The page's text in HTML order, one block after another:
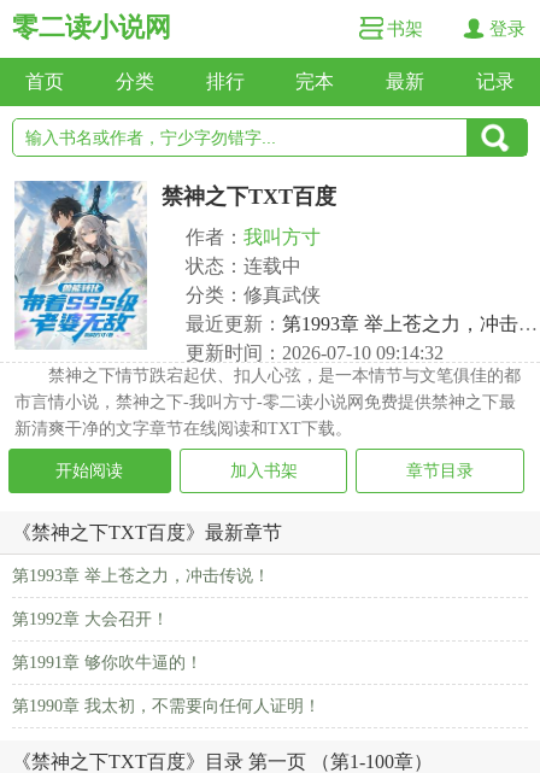
零二读小说网 书架 登录
首页 分类 排行 完本 最新 记录
禁神之下TXT百度
作者： 我叫方寸
状态：连载中
分类：修真武侠
最近更新： 第1993章 举上苍之力，冲击传说！
更新时间：2026-07-10 09:14:32
禁神之下情节跌宕起伏、扣人心弦，是一本情节与文笔俱佳的都
市言情小说，禁神之下-我叫方寸-零二读小说网免费提供禁神之下最
新清爽干净的文字章节在线阅读和TXT下载。
开始阅读 加入书架 章节目录
《禁神之下TXT百度》最新章节
第1993章 举上苍之力，冲击传说！
第1992章 大会召开！
第1991章 够你吹牛逼的！
第1990章 我太初，不需要向任何人证明！
《禁神之下TXT百度》目录 第一页 （第1-100章）